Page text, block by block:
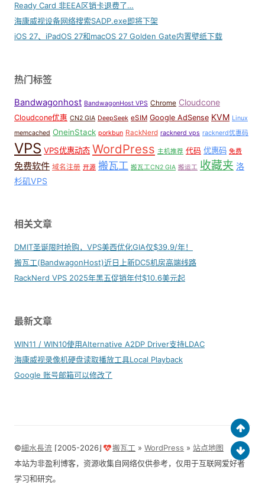
Ready Card 非EEA区销卡退费了…
海康威视设备网络搜索SADP.exe即将下架
iOS 27、iPadOS 27和macOS 27 Golden Gate内置壁纸下载
热门标签
Bandwagonhost BandwagonHost VPS Chrome Cloudcone
Cloudcone优惠 CN2 GIA DeepSeek eSIM Google AdSense KVM Linux
memcached OneinStack porkbun RackNerd racknerd vps racknerd优惠码
VPS VPS优惠动态 WordPress 主机推荐 代码 优惠码 免费
免费软件 域名注册 开源 搬瓦工 搬瓦工CN2 GIA 搬运工 收藏夹 洛
杉矶VPS
相关文章
DMIT圣诞限时抢购，VPS美西优化GIA仅$39.9/年！
搬瓦工(BandwagonHost)近日上新DC5机房高端线路
RackNerd VPS 2025年黑五促销年付$10.6美元起
最新文章
WIN11 / WIN10使用Alternative A2DP Driver支持LDAC
海康威视录像机硬盘读取播放工具Local Playback
Google 账号邮箱可以修改了
©細水長流 ⌈2005-2026⌋ 搬瓦工 »WordPress »站点地图
本站为非盈利博客，资源收集自网络仅供参考，仅用于互联网爱好者
学习和研究。